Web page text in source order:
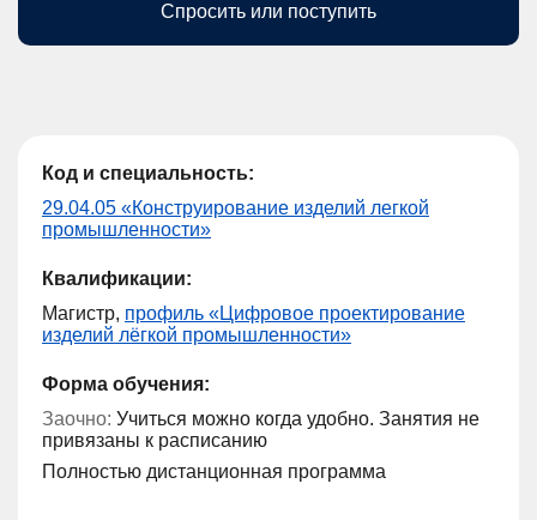
Спросить или поступить
Код и специальность:
29.04.05 «Конструирование изделий легкой
промышленности»
Квалификации:
Магистр, профиль «Цифровое проектирование
изделий лёгкой промышленности»
Форма обучения:
Заочно: Учиться можно когда удобно. Занятия не
привязаны к расписанию
Полностью дистанционная программа